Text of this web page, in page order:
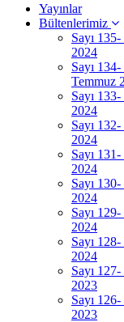
Yayınlar
Bültenlerimiz
Sayı
2024
Sayı
Temmuz
Sayı
2024
Sayı
2024
Sayı
2024
Sayı
2024
Sayı
2024
Sayı
2024
Sayı
2023
Sayı
2023